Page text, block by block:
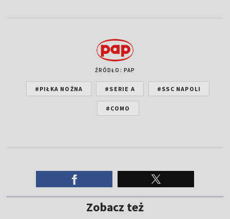
ŹRÓDŁO: PAP
#PIŁKA NOŻNA #SERIE A #SSC NAPOLI
#COMO
Zobacz też